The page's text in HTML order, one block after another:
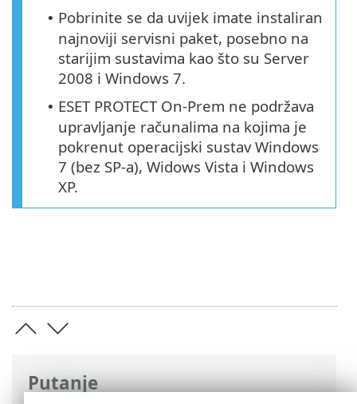
Putanje
• Pobrinite se da uvijek imate instaliran
najnoviji servisni paket, posebno na
starijim sustavima kao što su Server
2008 i Windows 7.
• ESET PROTECT On-Prem ne podržava
upravljanje računalima na kojima je
pokrenut operacijski sustav Windows
7 (bez SP-a), Widows Vista i Windows
XP.